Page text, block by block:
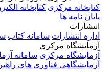
کتابخانه مرکزی کتابخانه
پایان نامه ها
انتشارات
اداره انتشارات سامانه کتاب
آزمایشگاه مرکزی
آزمایشگاه مرکزی سامانه
آزمایشگاهی فناوری های